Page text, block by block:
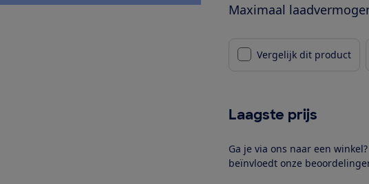
Maximaal
Vergelijk dit product
Laagste prijs
Ga je via ons naar een
beïnvloedt onze